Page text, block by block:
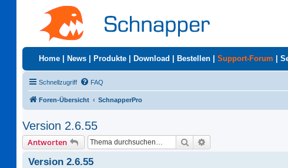
Home News Produkte Download Bestellen Support-Forum
Schnellzugriff FAQ
Foren-Übersicht SchnapperPro
Version 2.6.55
Antworten Suche
Version 2.6.55